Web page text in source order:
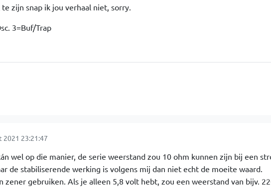
zijn snap ik jou verhaal niet, sorry.
3=Buf/Trap
2021 23:21:47
wel op die manier, de serie weerstand zou 10 ohm kunnen zijn bij een
de stabiliserende werking is volgens mij dan niet echt de moeite waard.
zener gebruiken. Als je alleen 5,8 volt hebt, zou een weerstand van bijv.